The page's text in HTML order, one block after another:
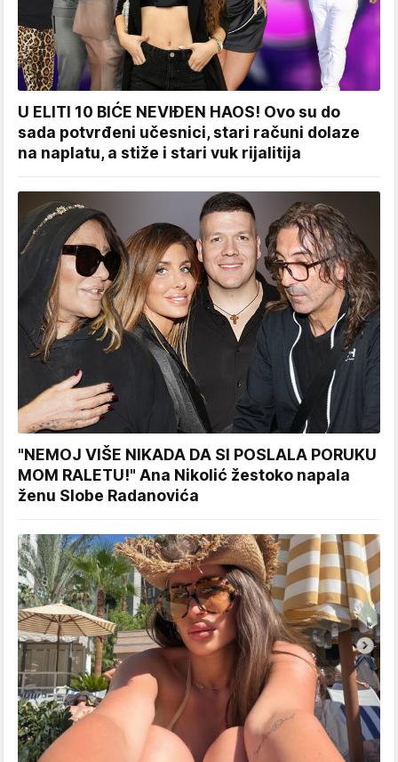
U ELITI 10 BIĆE NEVIĐEN HAOS! Ovo su do
sada potvrđeni učesnici, stari računi dolaze
na naplatu, a stiže i stari vuk rijalitija
"NEMOJ VIŠE NIKADA DA SI POSLALA PORUKU
MOM RALETU!" Ana Nikolić žestoko napala
ženu Slobe Radanovića